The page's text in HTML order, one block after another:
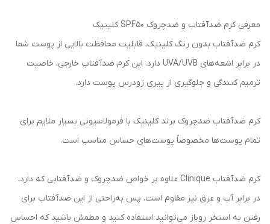
معرفی کرم ضدآفتاب و ضدچروک SPF50 کلینیک
کرم ضدآفتاب بدون رنگ کلینیک، قابلیت محافظت بالایی از پوست شما
در برابر اشعه‌های UVA/UVB دارد. این کرم ضدآفتاب خارجی، خاصیت
ترمیم کنندگی و جلوگیری از پیری زودرس پوست دارد.
کرم ضدآفتاب ضدچروک برند کلینیک با فرمولاسیونی بسیار ملایم برای
تمام پوست‌ها مخصوصاً پوست‌های حساس مناسب است.
کرم ضدآفتاب Clinique علاوه بر خواص ضدچروک و ضدآفتابی که دارد،
در برابر آب و عرق نیز مقاوم است، پس به‌راحتی از این ضدآفتاب برای
رفتن به استخر روباز می‌توانید استفاده کنید و مطمئن باشید که احساس